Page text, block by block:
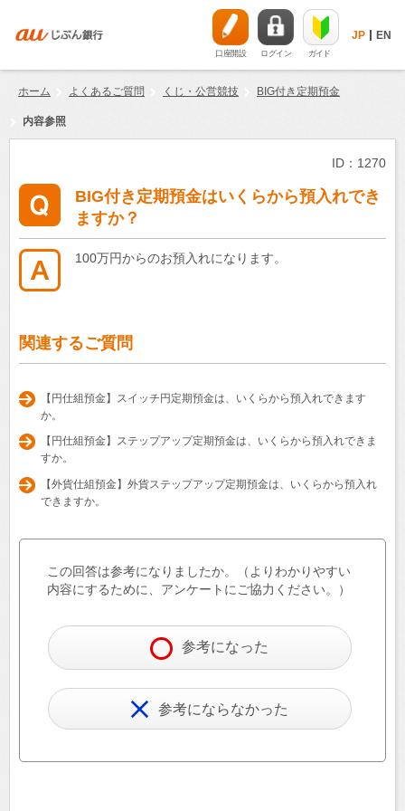
口座開設 ログイン ガイド
JP EN
ホーム よくあるご質問 くじ・公営競技 BIG付き定期預金
内容参照
ID：1270
BIG付き定期預金はいくらから預入れでき
ますか？
100万円からのお預入れになります。
関連するご質問
【円仕組預金】スイッチ円定期預金は、いくらから預入れできます
か。
【円仕組預金】ステップアップ定期預金は、いくらから預入れできま
すか。
【外貨仕組預金】外貨ステップアップ定期預金は、いくらから預入れ
できますか。
この回答は参考になりましたか。（よりわかりやすい
内容にするために、アンケートにご協力ください。）
参考になった
参考にならなかった